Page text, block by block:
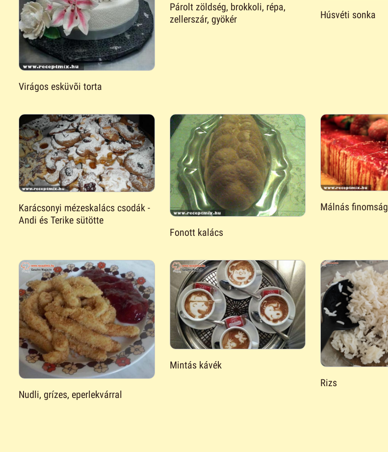
Virágos esküvõi torta
Párolt zöldség, brokkoli, répa,
zellerszár, gyökér
Húsvéti sonka
Karácsonyi mézeskalács csodák -
Andi és Terike sütötte
Fonott kalács
Málnás finomság
Nudli, grízes, eperlekvárral
Mintás kávék
Rizs